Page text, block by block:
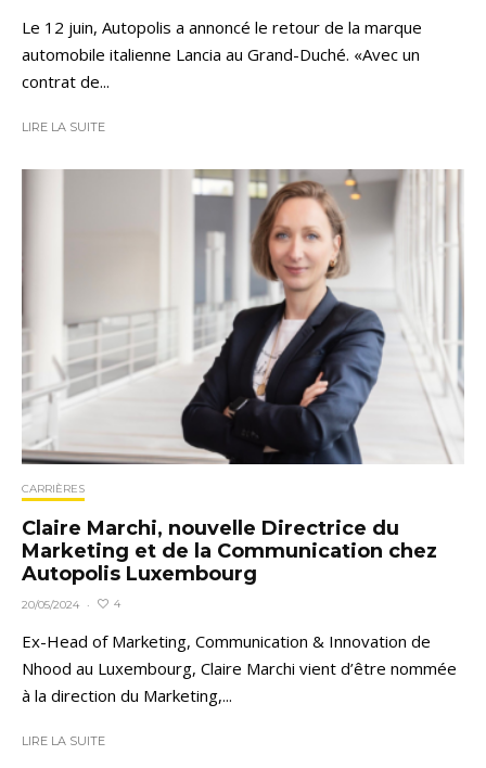
Le 12 juin, Autopolis a annoncé le retour de la marque
automobile italienne Lancia au Grand-Duché. «Avec un
contrat de...
LIRE LA SUITE
CARRIÈRES
Claire Marchi, nouvelle Directrice du
Marketing et de la Communication chez
Autopolis Luxembourg
20/05/2024 · 4
Ex-Head of Marketing, Communication & Innovation de
Nhood au Luxembourg, Claire Marchi vient d’être nommée
à la direction du Marketing,...
LIRE LA SUITE